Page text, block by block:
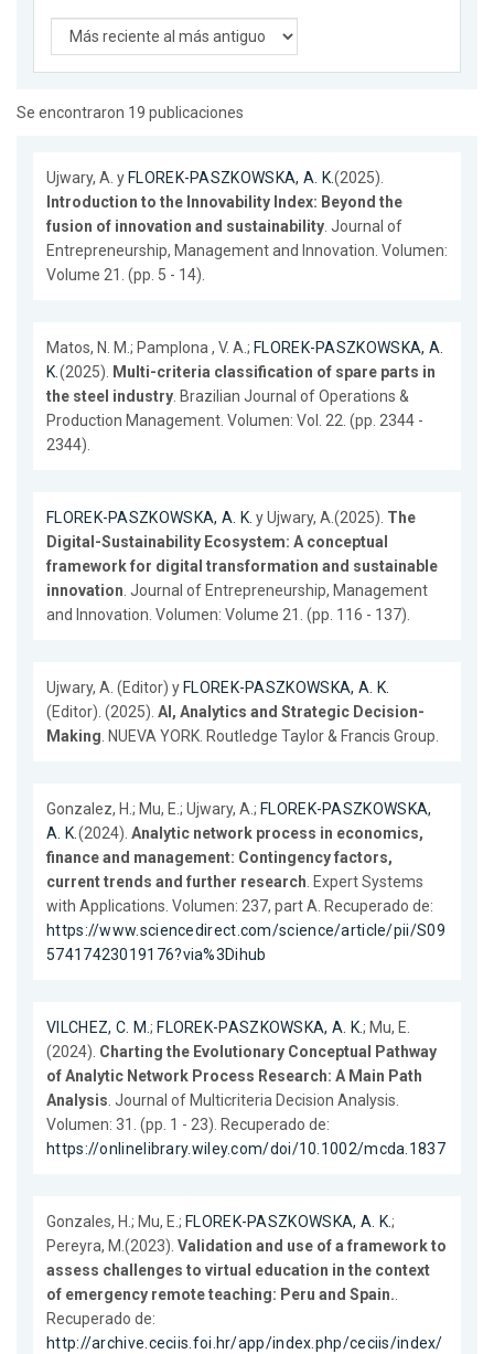
Se encontraron 19 publicaciones
Ujwary, A. y FLOREK-PASZKOWSKA, A. K.(2025).
Introduction to the Innovability Index: Beyond the
fusion of innovation and sustainability. Journal of
Entrepreneurship, Management and Innovation. Volumen:
Volume 21. (pp. 5 - 14).
Matos, N. M.; Pamplona , V. A.; FLOREK-PASZKOWSKA, A.
K.(2025). Multi-criteria classification of spare parts in
the steel industry. Brazilian Journal of Operations &
Production Management. Volumen: Vol. 22. (pp. 2344 -
2344).
FLOREK-PASZKOWSKA, A. K. y Ujwary, A.(2025). The
Digital-Sustainability Ecosystem: A conceptual
framework for digital transformation and sustainable
innovation. Journal of Entrepreneurship, Management
and Innovation. Volumen: Volume 21. (pp. 116 - 137).
Ujwary, A. (Editor) y FLOREK-PASZKOWSKA, A. K.
(Editor). (2025). AI, Analytics and Strategic Decision-
Making. NUEVA YORK. Routledge Taylor & Francis Group.
Gonzalez, H.; Mu, E.; Ujwary, A.; FLOREK-PASZKOWSKA,
A. K.(2024). Analytic network process in economics,
finance and management: Contingency factors,
current trends and further research. Expert Systems
with Applications. Volumen: 237, part A. Recuperado de:
https://www.sciencedirect.com/science/article/pii/S09
57417423019176?via%3Dihub
VILCHEZ, C. M.; FLOREK-PASZKOWSKA, A. K.; Mu, E.
(2024). Charting the Evolutionary Conceptual Pathway
of Analytic Network Process Research: A Main Path
Analysis. Journal of Multicriteria Decision Analysis.
Volumen: 31. (pp. 1 - 23). Recuperado de:
https://onlinelibrary.wiley.com/doi/10.1002/mcda.1837
Gonzales, H.; Mu, E.; FLOREK-PASZKOWSKA, A. K.;
Pereyra, M.(2023). Validation and use of a framework to
assess challenges to virtual education in the context
of emergency remote teaching: Peru and Spain..
Recuperado de:
http://archive.ceciis.foi.hr/app/index.php/ceciis/index/